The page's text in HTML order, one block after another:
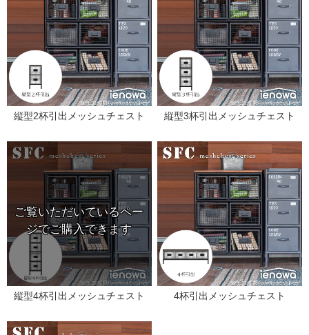
縦型2杯引出メッシュチェスト 縦型3杯引出メッシュチェスト
縦型4杯引出メッシュチェスト 4杯引出メッシュチェスト